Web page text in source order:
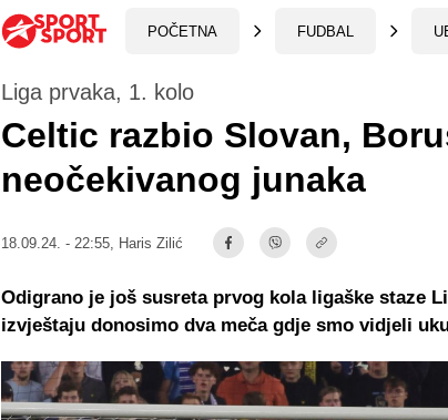
POČETNA FUDBAL
Liga prvaka, 1. kolo
Celtic razbio Slovan,
neočekivanog junaka
18.09.24. - 22:55, Haris Zilić
Odigrano je još susreta prvog kola ligaške staze
izvještaju donosimo dva meča gdje smo vidjeli